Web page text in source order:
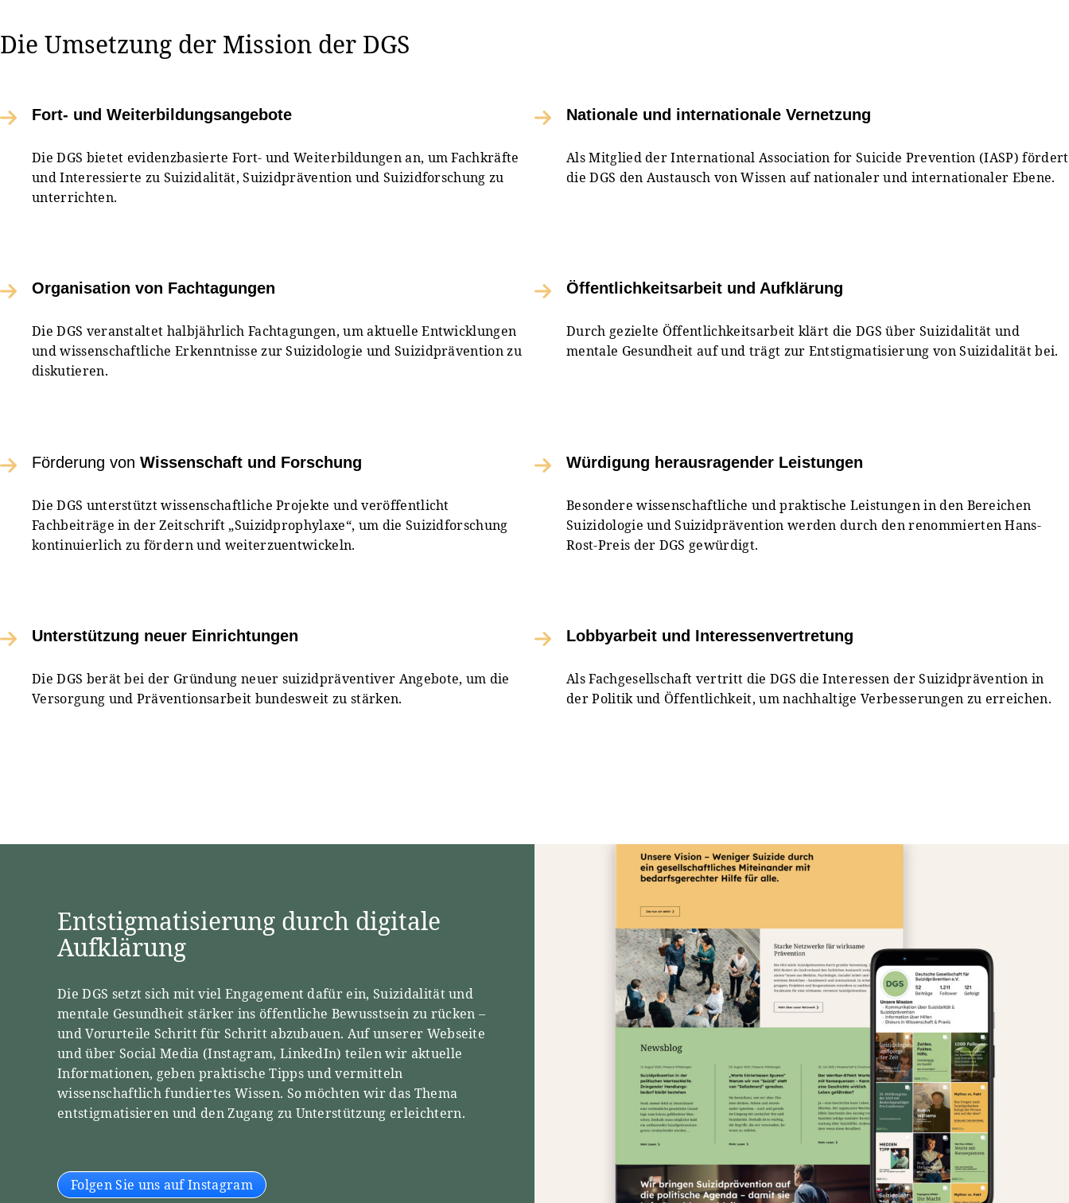
Die Umsetzung der Mission der DGS
Fort- und Weiterbildungsangebote
Die DGS bietet evidenzbasierte Fort- und Weiterbildungen an, um Fachkräfte
und Interessierte zu Suizidalität, Suizidprävention und Suizidforschung zu
unterrichten.
Nationale und internationale Vernetzung
Als Mitglied der International Association for Suicide Prevention (IASP) fördert
die DGS den Austausch von Wissen auf nationaler und internationaler Ebene.
Organisation von Fachtagungen
Die DGS veranstaltet halbjährlich Fachtagungen, um aktuelle Entwicklungen
und wissenschaftliche Erkenntnisse zur Suizidologie und Suizidprävention zu
diskutieren.
Öffentlichkeitsarbeit und Aufklärung
Durch gezielte Öffentlichkeitsarbeit klärt die DGS über Suizidalität und
mentale Gesundheit auf und trägt zur Entstigmatisierung von Suizidalität bei.
Förderung von Wissenschaft und Forschung
Die DGS unterstützt wissenschaftliche Projekte und veröffentlicht
Fachbeiträge in der Zeitschrift „Suizidprophylaxe“, um die Suizidforschung
kontinuierlich zu fördern und weiterzuentwickeln.
Würdigung herausragender Leistungen
Besondere wissenschaftliche und praktische Leistungen in den Bereichen
Suizidologie und Suizidprävention werden durch den renommierten Hans-
Rost-Preis der DGS gewürdigt.
Unterstützung neuer Einrichtungen
Die DGS berät bei der Gründung neuer suizidpräventiver Angebote, um die
Versorgung und Präventionsarbeit bundesweit zu stärken.
Lobbyarbeit und Interessenvertretung
Als Fachgesellschaft vertritt die DGS die Interessen der Suizidprävention in
der Politik und Öffentlichkeit, um nachhaltige Verbesserungen zu erreichen.
Entstigmatisierung durch digitale
Aufklärung
Die DGS setzt sich mit viel Engagement dafür ein, Suizidalität und
mentale Gesundheit stärker ins öffentliche Bewusstsein zu rücken –
und Vorurteile Schritt für Schritt abzubauen. Auf unserer Webseite
und über Social Media (Instagram, LinkedIn) teilen wir aktuelle
Informationen, geben praktische Tipps und vermitteln
wissenschaftlich fundiertes Wissen. So möchten wir das Thema
entstigmatisieren und den Zugang zu Unterstützung erleichtern.
Folgen Sie uns auf Instagram